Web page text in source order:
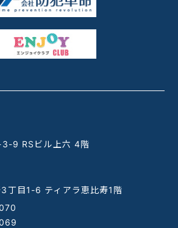
9 RSビル上六 4階
丁目1-6 ティアラ恵比寿1階